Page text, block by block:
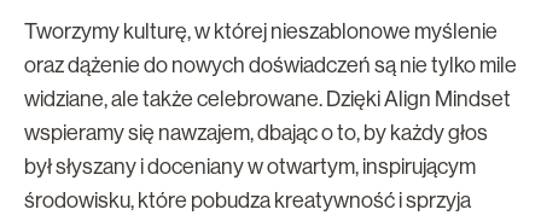
Tworzymy kulturę, w której nieszablonowe myślenie
oraz dążenie do nowych doświadczeń są nie tylko mile
widziane, ale także celebrowane. Dzięki Align Mindset
wspieramy się nawzajem, dbając o to, by każdy głos
był słyszany i doceniany w otwartym, inspirującym
środowisku, które pobudza kreatywność i sprzyja